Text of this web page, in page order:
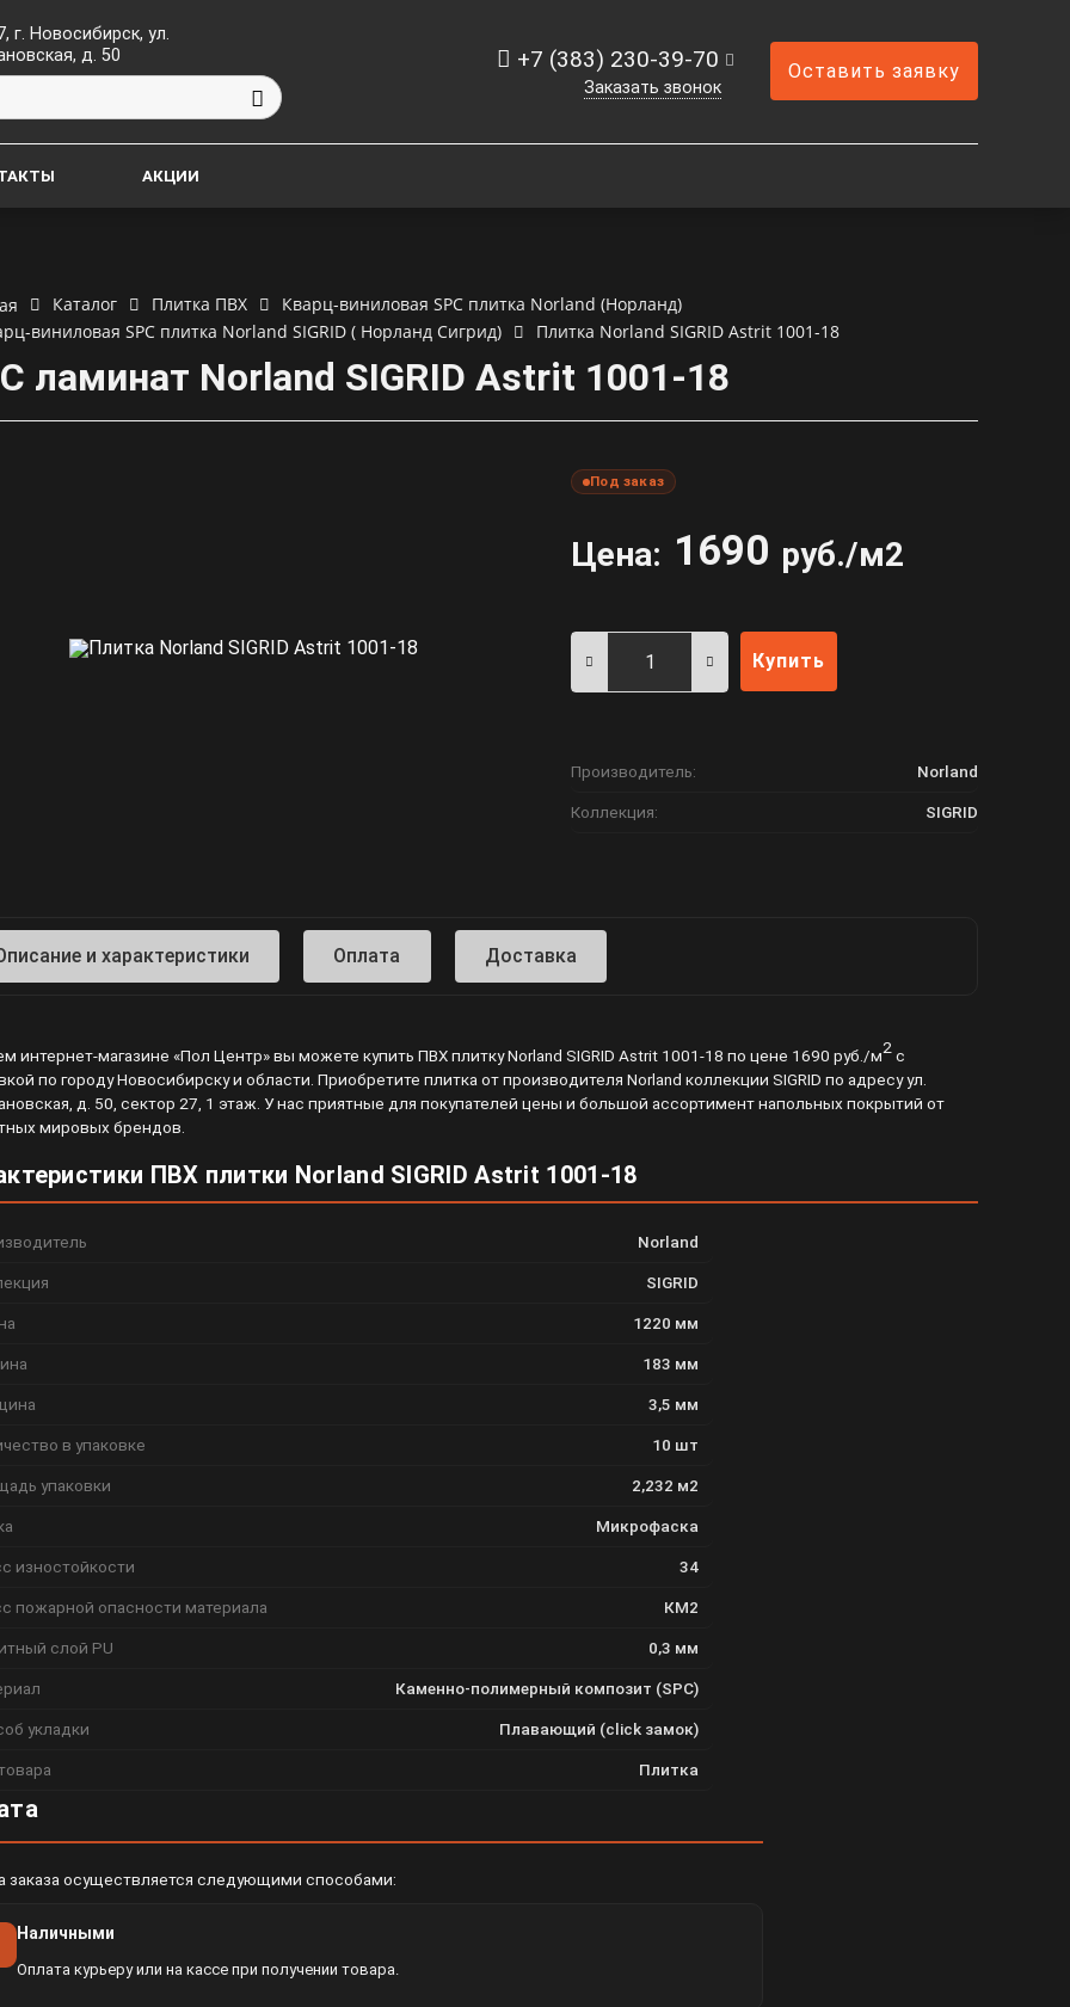
г. Новосибирск, ул.
д. 50
+7 (383) 230-39-70
Заказать звонок
Оставить заявку
АКЦИИ
Каталог Плитка ПВХ
Кварц-виниловая SPC плитка Norland (Норланд)
виниловая SPC плитка Norland SIGRID ( Норланд Сигрид)
Плитка Norland SIGRID Astrit 1001-18
ламинат Norland SIGRID Astrit 1001-18
Под заказ
Цена: 1690 руб./м2
Купить
Производитель: Norland
Коллекция: SIGRID
и характеристики Оплата Доставка
интернет-магазине «Пол Центр» вы можете купить ПВХ плитку Norland SIGRID Astrit 1001-18 по цене 1690 руб./м2с
по городу Новосибирску и области. Приобретите плитка от производителя Norland коллекции SIGRID по адресу ул.
д. 50, сектор 27, 1 этаж. У нас приятные для покупателей цены и большой ассортимент напольных покрытий от
мировых брендов.
ПВХ плитки Norland SIGRID Astrit 1001-18
Norland
SIGRID
1220 мм
183 мм
3,5 мм
в упаковке 10 шт
упаковки 2,232 м2
Микрофаска
изностойкости 34
пожарной опасности материала КМ2
слой PU 0,3 мм
Каменно-полимерный композит (SPC)
укладки Плавающий (click замок)
Плитка
заказа осуществляется следующими способами:
Наличными
Оплата курьеру или на кассе при получении товара.